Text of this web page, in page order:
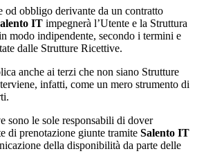
od obbligo derivante da un contratto
IT impegnerà l’Utente e la Struttura
modo indipendente, secondo i termini e
dalle Strutture Ricettive.
anche ai terzi che non siano Strutture
infatti, come un mero strumento di
sono le sole responsabili di dover
di prenotazione giunte tramite Salento IT
della disponibilità da parte delle